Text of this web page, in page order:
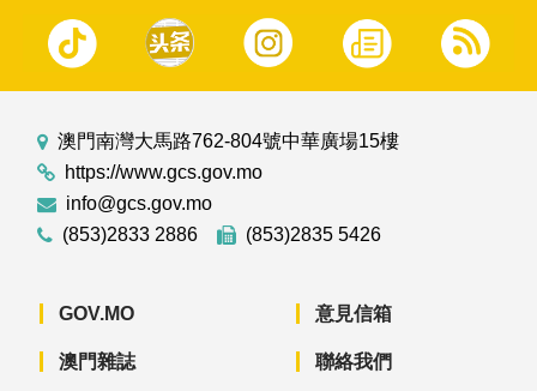
澳門南灣大馬路762-804號中華廣場15樓
https://www.gcs.gov.mo
info@gcs.gov.mo
(853)2833 2886
(853)2835 5426
GOV.MO
澳門雜誌
意見信箱
聯絡我們